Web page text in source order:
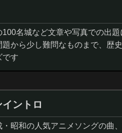
100名城など文章や写真での出
題から少し難問なものまで、歴
です
ントロ
・昭和の人気アニメソングの曲